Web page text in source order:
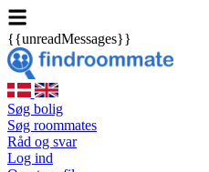
{{unreadMessages}}
Søg bolig
Søg roommates
Råd og svar
Log ind